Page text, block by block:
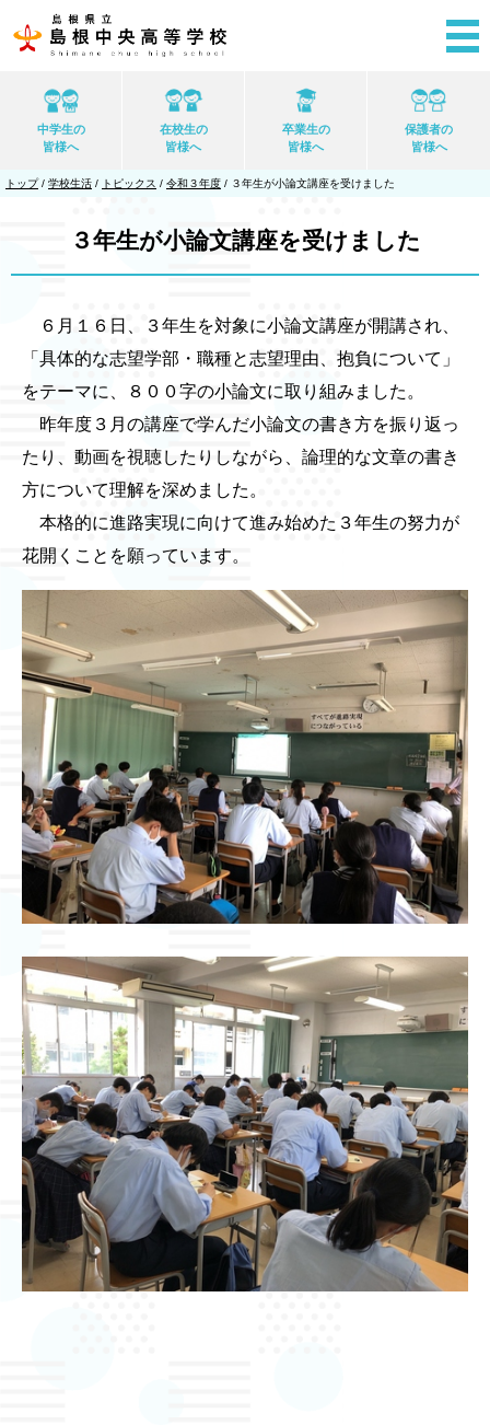
中学生の
皆様へ
在校生の
皆様へ
卒業生の
皆様へ
保護者の
皆様へ
現
トップ/ 学校生活 / トピックス / 令和３年度 / ３年生が小論文講座を受けました
３年生が小論文講座を受けました
６月１６日、３年生を対象に小論文講座が開講され、
「具体的な志望学部・職種と志望理由、抱負について」
をテーマに、８００字の小論文に取り組みました。
昨年度３月の講座で学んだ小論文の書き方を振り返っ
たり、動画を視聴したりしながら、論理的な文章の書き
方について理解を深めました。
本格的に進路実現に向けて進み始めた３年生の努力が
花開くことを願っています。